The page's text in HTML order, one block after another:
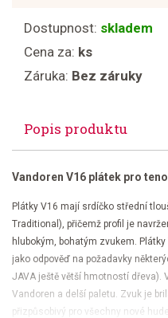
Dostupnost: skladem
Cena za: ks
Záruka: Bez záruky
Popis produktu
Vandoren V16 plátek pro
Plátky V16 mají srdíčko střední
Traditional), přičemž profil je
hlubokým, bohatým zvukem.
jako odpověď na požadavky
JAVA ještě větší hmotností dřeva).
Vandoren a delší paletu. Zvuk je
přizpůsobivý pro všechny nové